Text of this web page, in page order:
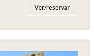
Ver/reservar